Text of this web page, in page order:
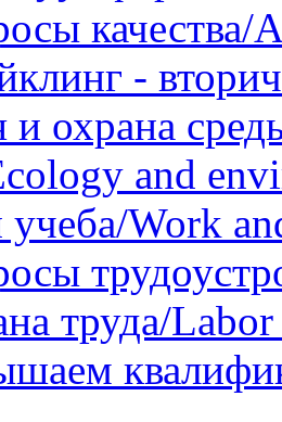
качества/
-
и охрана
and
учеба/Work
труда/Labor